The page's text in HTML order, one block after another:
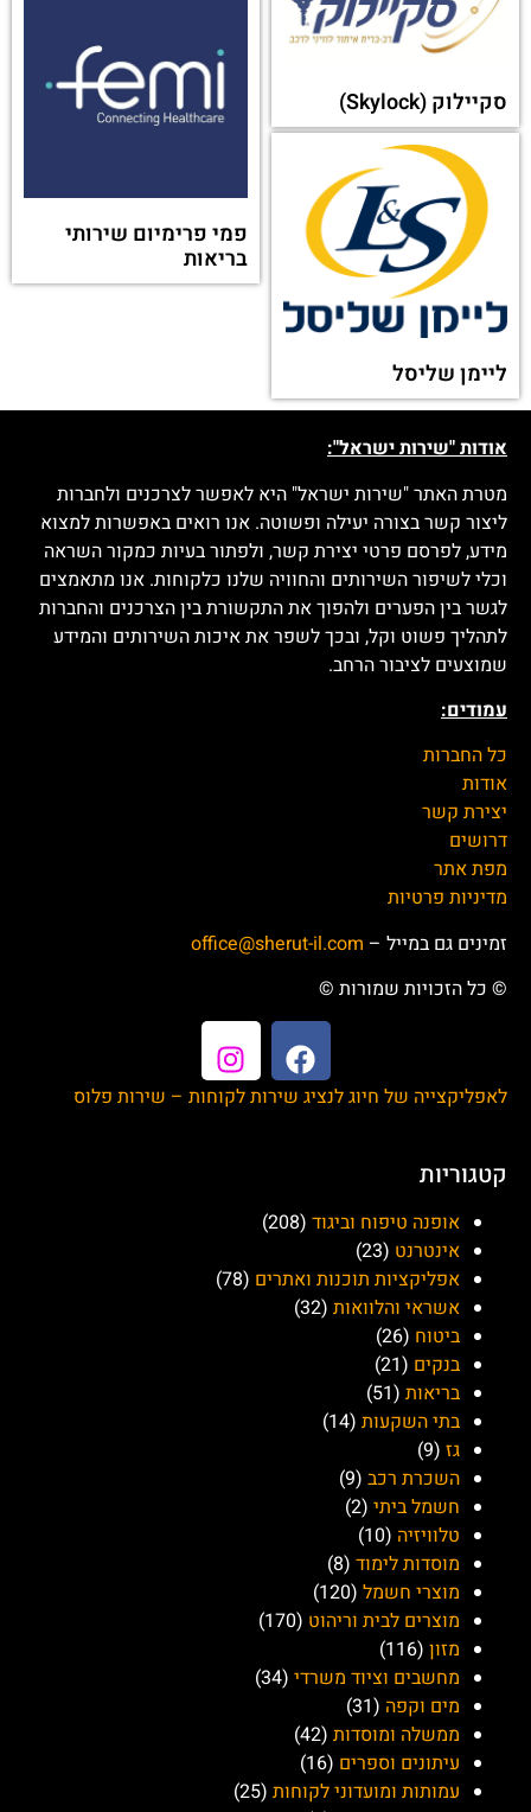
הרבלייף (Herbalife)
מכבי פארם
או מקטגוריה אחרת:
משרד החינוך
אוריין משלוחים (Orian)
טו גו (To Go)
תפוגן
אוהב ציון
סקיילוק (Skylock)
בלנסטון ישראל
(Blundstone)
ליימן שליסל
אודות "שירות ישראל":
מטרת האתר "שירות ישראל" היא לאפשר לצרכנים ולחברות
ליצור קשר בצורה יעילה ופשוטה. אנו רואים באפשרות למצוא
מידע, לפרסם פרטי יצירת קשר, ולפתור בעיות כמקור השראה
וכלי לשיפור השירותים והחוויה שלנו כלקוחות. אנו מתאמצים
לגשר בין הפערים ולהפוך את התקשורת בין הצרכנים והחברות
לתהליך פשוט וקל, ובכך לשפר את איכות השירותים והמידע